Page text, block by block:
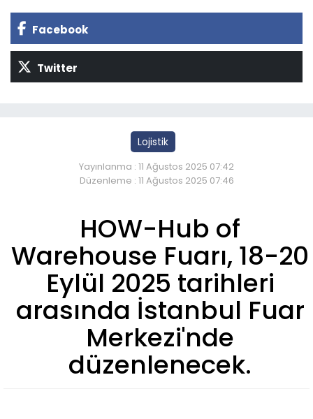
Facebook
Twitter
Lojistik
Yayınlanma : 11 Ağustos 2025 07:42
Düzenleme : 11 Ağustos 2025 07:46
HOW-Hub of
Warehouse Fuarı, 18-20
Eylül 2025 tarihleri
arasında İstanbul Fuar
Merkezi'nde
düzenlenecek.